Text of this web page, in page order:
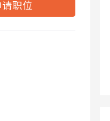
请职位